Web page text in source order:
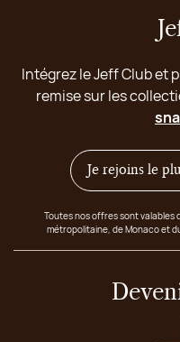
Intégrez le Jeff Club et
remise sur les
Je rejoins le
Toutes nos offres sont valables
métropolitaine, de Monaco et